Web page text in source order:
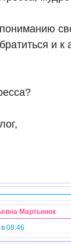
и к
Мартынюк
08:46